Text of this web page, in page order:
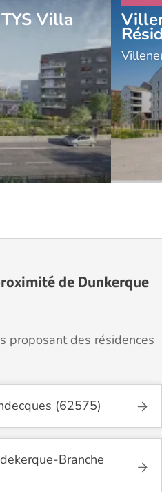
Villa
de Dunkerque
proposant des résidences
(62575)
Branche